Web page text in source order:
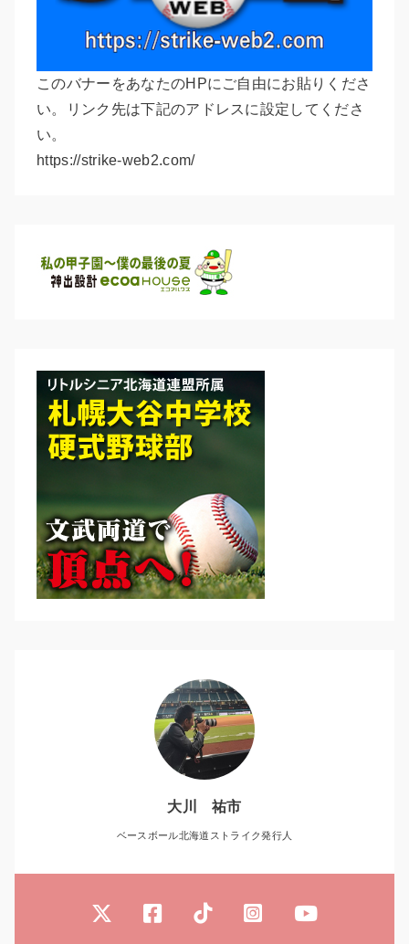
このバナーをあなたのHPにご自由にお貼りくださ
い。リンク先は下記のアドレスに設定してくださ
い。
https://strike-web2.com/
大川 祐市
ベースボール北海道ストライク発行人